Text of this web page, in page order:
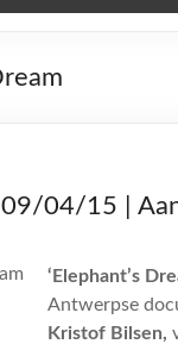
09/04/15 |
‘Elephant’s
Antwerpse
Kristof Bilsen,